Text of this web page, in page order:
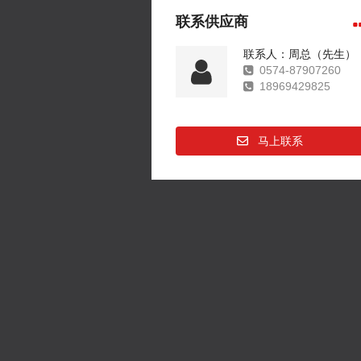
联系供应商
联系人：周总（先生）
0574-87907260
18969429825
马上联系